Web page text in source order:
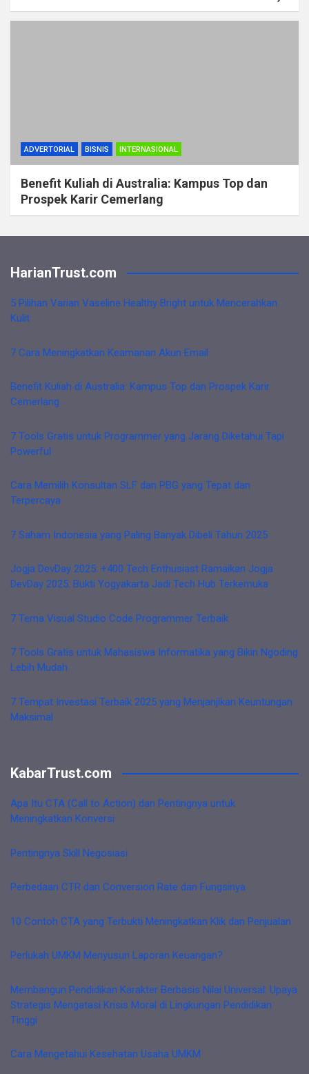
ADVERTORIAL BISNIS INTERNASIONAL
Benefit Kuliah di Australia: Kampus Top dan
Prospek Karir Cemerlang
HarianTrust.com
5 Pilihan Varian Vaseline Healthy Bright untuk Mencerahkan
Kulit
7 Cara Meningkatkan Keamanan Akun Email
Benefit Kuliah di Australia: Kampus Top dan Prospek Karir
Cemerlang
7 Tools Gratis untuk Programmer yang Jarang Diketahui Tapi
Powerful
Cara Memilih Konsultan SLF dan PBG yang Tepat dan
Terpercaya
7 Saham Indonesia yang Paling Banyak Dibeli Tahun 2025
Jogja DevDay 2025: +400 Tech Enthusiast Ramaikan Jogja
DevDay 2025: Bukti Yogyakarta Jadi Tech Hub Terkemuka
7 Tema Visual Studio Code Programmer Terbaik
7 Tools Gratis untuk Mahasiswa Informatika yang Bikin Ngoding
Lebih Mudah
7 Tempat Investasi Terbaik 2025 yang Menjanjikan Keuntungan
Maksimal
KabarTrust.com
Apa Itu CTA (Call to Action) dan Pentingnya untuk
Meningkatkan Konversi
Pentingnya Skill Negosiasi
Perbedaan CTR dan Conversion Rate dan Fungsinya
10 Contoh CTA yang Terbukti Meningkatkan Klik dan Penjualan
Perlukah UMKM Menyusun Laporan Keuangan?
Membangun Pendidikan Karakter Berbasis Nilai Universal: Upaya
Strategis Mengatasi Krisis Moral di Lingkungan Pendidikan
Tinggi
Cara Mengetahui Kesehatan Usaha UMKM